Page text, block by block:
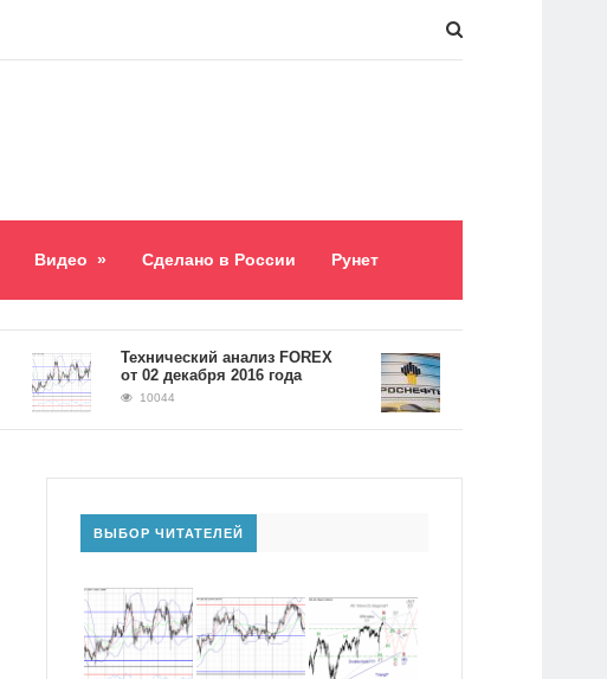
Видео » Сделано в России Рунет
​Технический анализ FOREX
от 02 декабря 2016 года
10044
Долг «Роснефти»
5,2 триллиона рублей
ВЫБОР ЧИТАТЕЛЕЙ